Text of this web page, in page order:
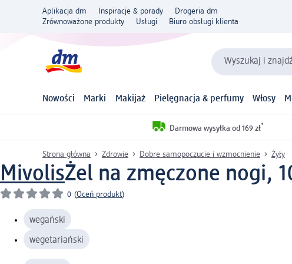
Aplikacja dm Inspiracje & porady
Drogeria dm
Zrównoważone produkty
Usługi Biuro obsługi klienta
Wyszukaj i
Nowości Marki Makijaż Pielęgnacja & perfumy Włosy
Darmowa wysyłka od 169 zł*
Strona główna Zdrowie Dobre samopoczucie i wzmocnienie Żyły
MivolisŻel na zmęczone nogi,
0 (Oceń produkt)
wegański
wegetariański